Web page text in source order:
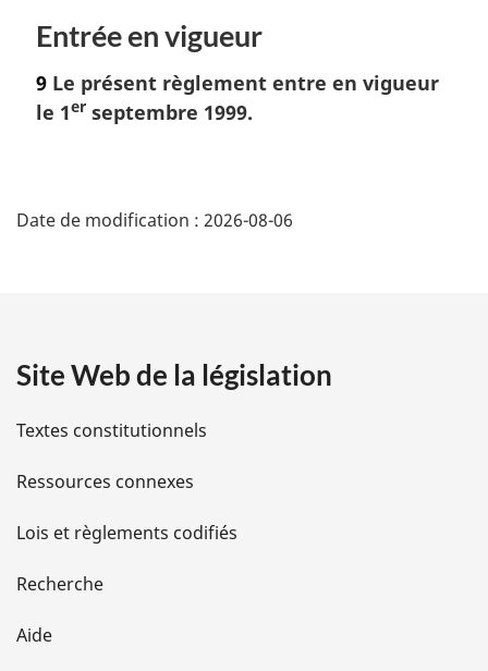
Entrée en vigueur
9 Le présent règlement entre en vigueur
le 1er septembre 1999.
é
i
l
s
d
e
l
Date de modification : 2026-08-06
Site Web de la législation
Textes constitutionnels
Ressources connexes
Lois et règlements codifiés
Recherche
Aide